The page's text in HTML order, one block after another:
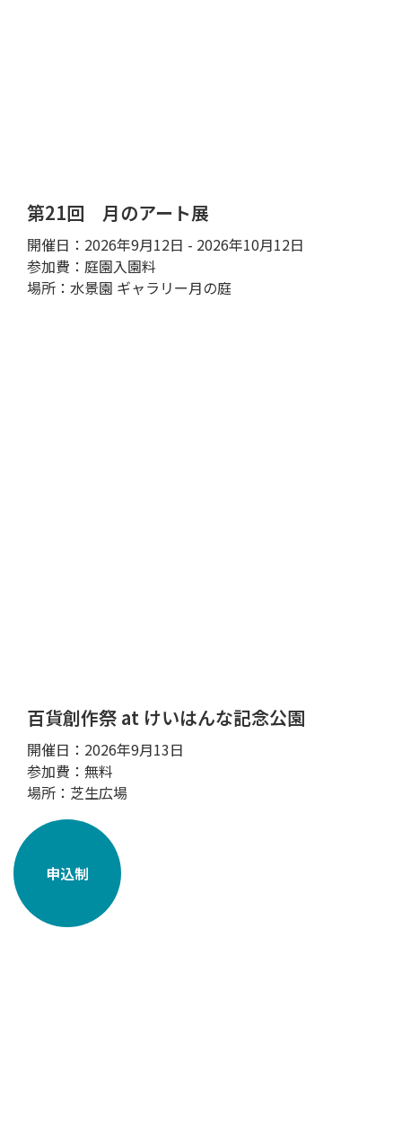
第21回 月のアート展
開催日：2026年9月12日 - 2026年10月12日
参加費：庭園入園料
場所：水景園 ギャラリー月の庭
百貨創作祭 at けいはんな記念公園
開催日：2026年9月13日
参加費：無料
場所：芝生広場
申込制